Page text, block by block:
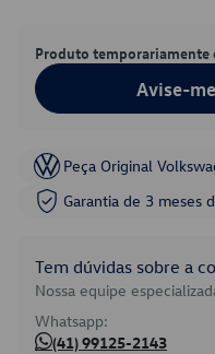
Produto temporariamente
Avise-
Peça Original
Garantia de 3 meses
Tem dúvidas sobre a
Nossa equipe
Whatsapp:
(41) 99125-2143